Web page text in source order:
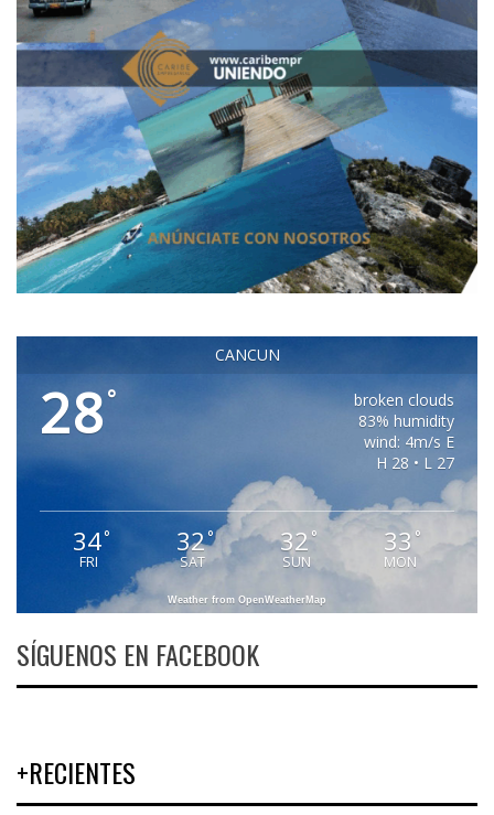
CANCUN
28°
broken clouds
83% humidity
wind: 4m/s E
H 28 • L 27
34°
FRI
32°
SAT
32 °
SUN
33 °
MON
Weather from OpenWeatherMap
SÍGUENOS EN FACEBOOK
+RECIENTES